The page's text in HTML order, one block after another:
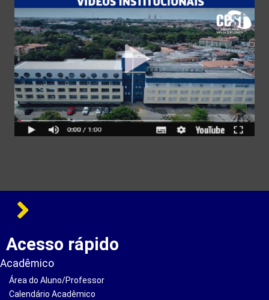
Acesso rápido
Acadêmico
Área do Aluno/Professor
Calendário Acadêmico